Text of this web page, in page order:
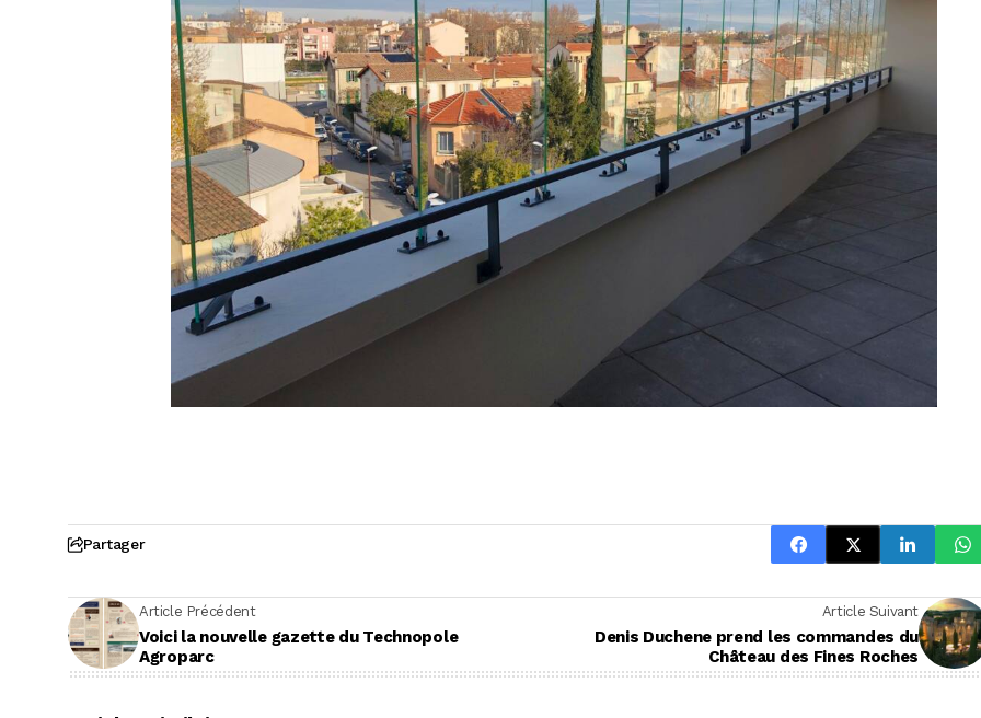
Partager
Article Précédent
Voici la nouvelle gazette du Technopole
Agroparc
Article Suivant
Denis Duchene prend les commandes du
Château des Fines Roches